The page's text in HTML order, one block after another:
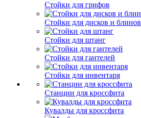
Стойки для грифов
Стойки для дисков и блинов
Стойки для штанг
Стойки для гантелей
Стойки для инвентаря
Станции для кроссфита
Кувалды для кроссфита